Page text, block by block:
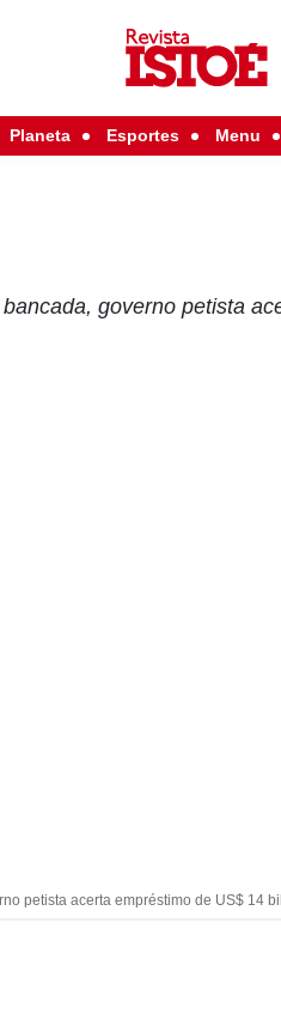
Planeta Esportes Menu
governo petista
petista acerta empréstimo de US$ 14